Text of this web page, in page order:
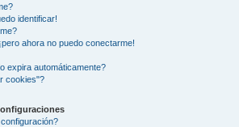
identificar!
ahora no puedo conectarme!
expira automáticamente?
cookies"?